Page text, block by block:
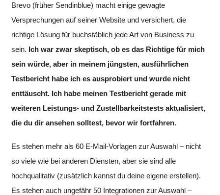
Brevo (früher Sendinblue) macht einige gewagte
Versprechungen auf seiner Website und versichert, die
richtige Lösung für buchstäblich jede Art von Business zu
sein. Ich war zwar skeptisch, ob es das Richtige für mich
sein würde, aber in meinem jüngsten, ausführlichen
Testbericht habe ich es ausprobiert und wurde nicht
enttäuscht. Ich habe meinen Testbericht gerade mit
weiteren Leistungs- und Zustellbarkeitstests aktualisiert,
die du dir ansehen solltest, bevor wir fortfahren.
Es stehen mehr als 60 E-Mail-Vorlagen zur Auswahl – nicht
so viele wie bei anderen Diensten, aber sie sind alle
hochqualitativ (zusätzlich kannst du deine eigene erstellen).
Es stehen auch ungefähr 50 Integrationen zur Auswahl –